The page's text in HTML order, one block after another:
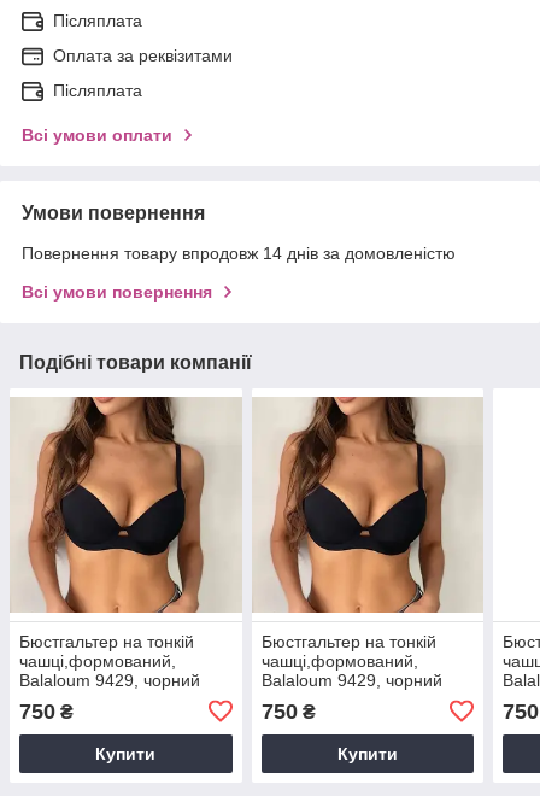
Післяплата
Оплата за реквізитами
Післяплата
Всі умови оплати
Умови повернення
Повернення товару впродовж 14 днів за домовленістю
Всі умови повернення
Подібні товари компанії
Бюстгальтер на тонкій
чашці,формований,
Balaloum 9429, чорний
750 ₴
Купити
Бюстгальтер на тонкій
чашці,формований,
Balaloum 9429, чорний
750₴
Купити
750